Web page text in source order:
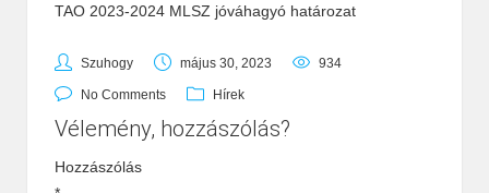
TAO 2023-2024 MLSZ jóváhagyó határozat
Szuhogy május 30, 2023 934
No Comments Hírek
Vélemény, hozzászólás?
Hozzászólás